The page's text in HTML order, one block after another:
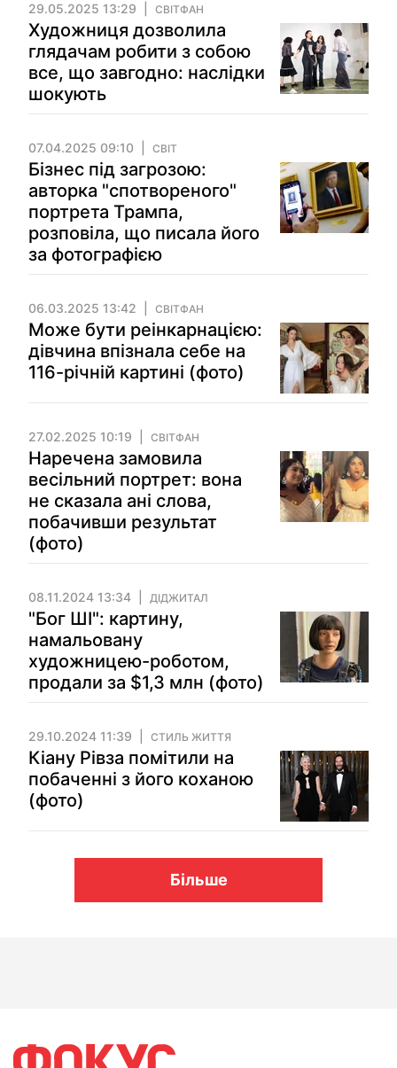
29.05.2025 13:29 СВІТФАН
Художниця дозволила
глядачам робити з собою
все, що завгодно: наслідки
шокують
07.04.2025 09:10 СВІТ
Бізнес під загрозою:
авторка "спотвореного"
портрета Трампа,
розповіла, що писала його
за фотографією
06.03.2025 13:42 СВІТФАН
Може бути реінкарнацією:
дівчина впізнала себе на
116-річній картині (фото)
27.02.2025 10:19 СВІТФАН
Наречена замовила
весільний портрет: вона
не сказала ані слова,
побачивши результат
(фото)
08.11.2024 13:34 ДІДЖИТАЛ
"Бог ШІ": картину,
намальовану
художницею-роботом,
продали за $1,3 млн (фото)
29.10.2024 11:39 СТИЛЬ ЖИТТЯ
Кіану Рівза помітили на
побаченні з його коханою
(фото)
Більше